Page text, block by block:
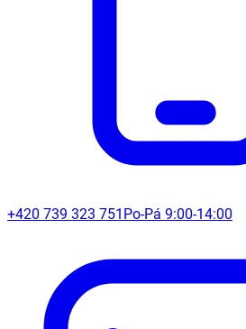
+420 739 323 751 Po-Pá 9:00-14:00